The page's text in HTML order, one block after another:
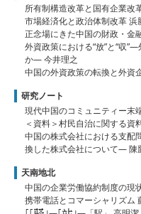
所有制構造改革と国有企業改
市場経済化と政治体制改革 浜
正念場にきた中国の財政・金
外資政策における“放”と“収
か― 今井理之
中国の外資政策の転換と外資
研究ノート
現代中国のコミュニティー末
＜資料＞村民自治に関する
中国の株式会社における支
換した株式会社について― 陳
天南地北
中国の企業労働協約制度の現
携帯電話とコマーシャリズム